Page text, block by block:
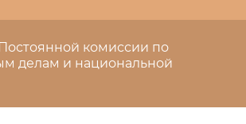
комиссии по
делам и национальной